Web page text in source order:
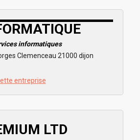
informatiques
Clemenceau 21000 dijon
entreprise
LTD